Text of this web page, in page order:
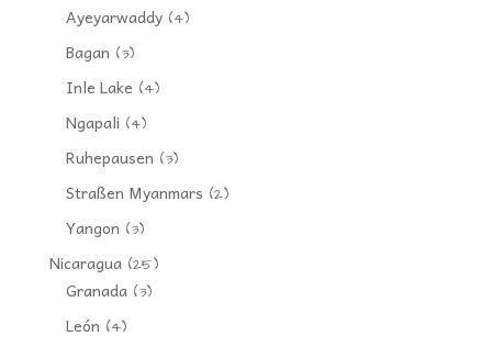
Ayeyarwaddy(4)
Bagan (3)
Inle Lake (4)
Ngapali (4)
Ruhepausen (3)
Straßen Myanmars (2)
Yangon (3)
Nicaragua(25)
Granada(3)
León (4)